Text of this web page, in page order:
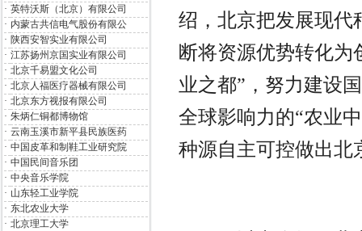
· 英特沃斯（北京）有限公司
· 内蒙古共信电气股份有限公
· 陕西安智实业有限公司
· 江苏扬州京国实业有限公司
· 北京千易盟文化公司
· 北京人福医疗器械有限公司
· 北京东方视报有限公司
· 朱炳仁铜都博物馆
· 云南玉溪市新平县民族医药
· 中国皮革和制鞋工业研究院
· 中国民间音乐团
· 中央音乐学院
· 山东轻工业学院
· 东北农业大学
· 北京理工大学
绍，北京把发展现代
断将资源优势转化为
业之都”，努力建设
全球影响力的“农业